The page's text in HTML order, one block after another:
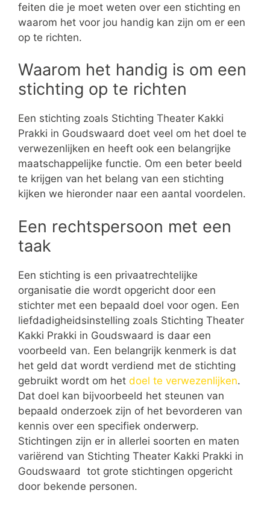
feiten die je moet weten over een stichting en
waarom het voor jou handig kan zijn om er een
op te richten.
Waarom het handig is om een
stichting op te richten
Een stichting zoals Stichting Theater Kakki
Prakki in Goudswaard doet veel om het doel te
verwezenlijken en heeft ook een belangrijke
maatschappelijke functie. Om een beter beeld
te krijgen van het belang van een stichting
kijken we hieronder naar een aantal voordelen.
Een rechtspersoon met een
taak
Een stichting is een privaatrechtelijke
organisatie die wordt opgericht door een
stichter met een bepaald doel voor ogen. Een
liefdadigheidsinstelling zoals Stichting Theater
Kakki Prakki in Goudswaard is daar een
voorbeeld van. Een belangrijk kenmerk is dat
het geld dat wordt verdiend met de stichting
gebruikt wordt om het doel te verwezenlijken.
Dat doel kan bijvoorbeeld het steunen van
bepaald onderzoek zijn of het bevorderen van
kennis over een specifiek onderwerp.
Stichtingen zijn er in allerlei soorten en maten
variërend van Stichting Theater Kakki Prakki in
Goudswaard tot grote stichtingen opgericht
door bekende personen.